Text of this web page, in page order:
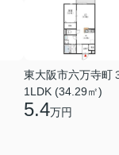
東大阪市六万寺町
1LDK (34.29㎡)
5.4万円